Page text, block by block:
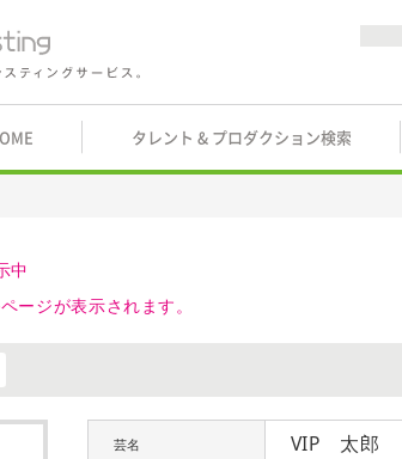
タレント & プロダクション検索
中
ージが表示されます。
芸名 VIP 太郎